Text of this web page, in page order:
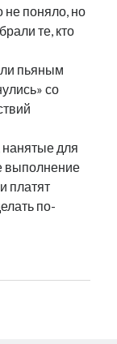
не поняло, но
те, кто
пьяным
со
для
выполнение
платят
по-